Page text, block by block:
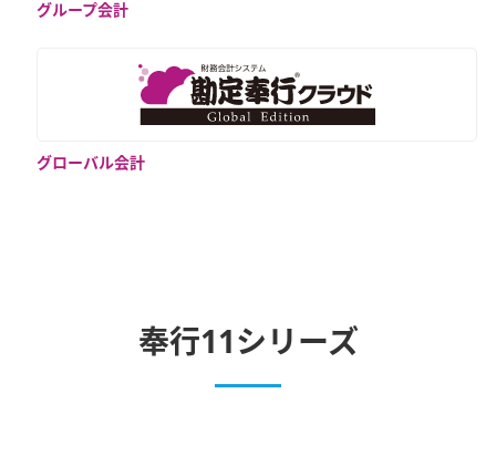
グループ会計
グローバル会計
奉行11シリーズ